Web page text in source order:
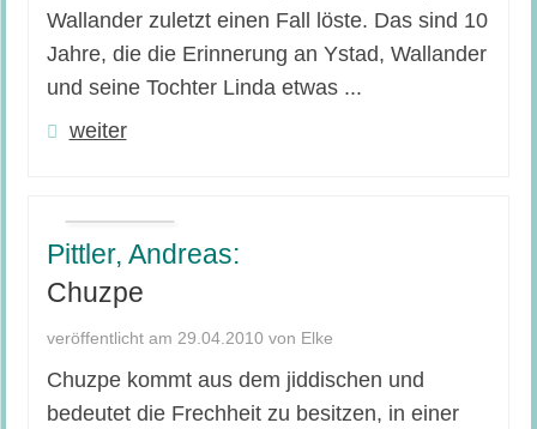
Wallander zuletzt einen Fall löste. Das sind 10
Jahre, die die Erinnerung an Ystad, Wallander
und seine Tochter Linda etwas ...
weiter
Pittler, Andreas:
Chuzpe
veröffentlicht am 29.04.2010 von Elke
Chuzpe kommt aus dem jiddischen und
bedeutet die Frechheit zu besitzen, in einer